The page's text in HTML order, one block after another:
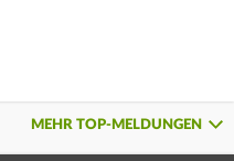
MEHR TOP-MELDUNGEN